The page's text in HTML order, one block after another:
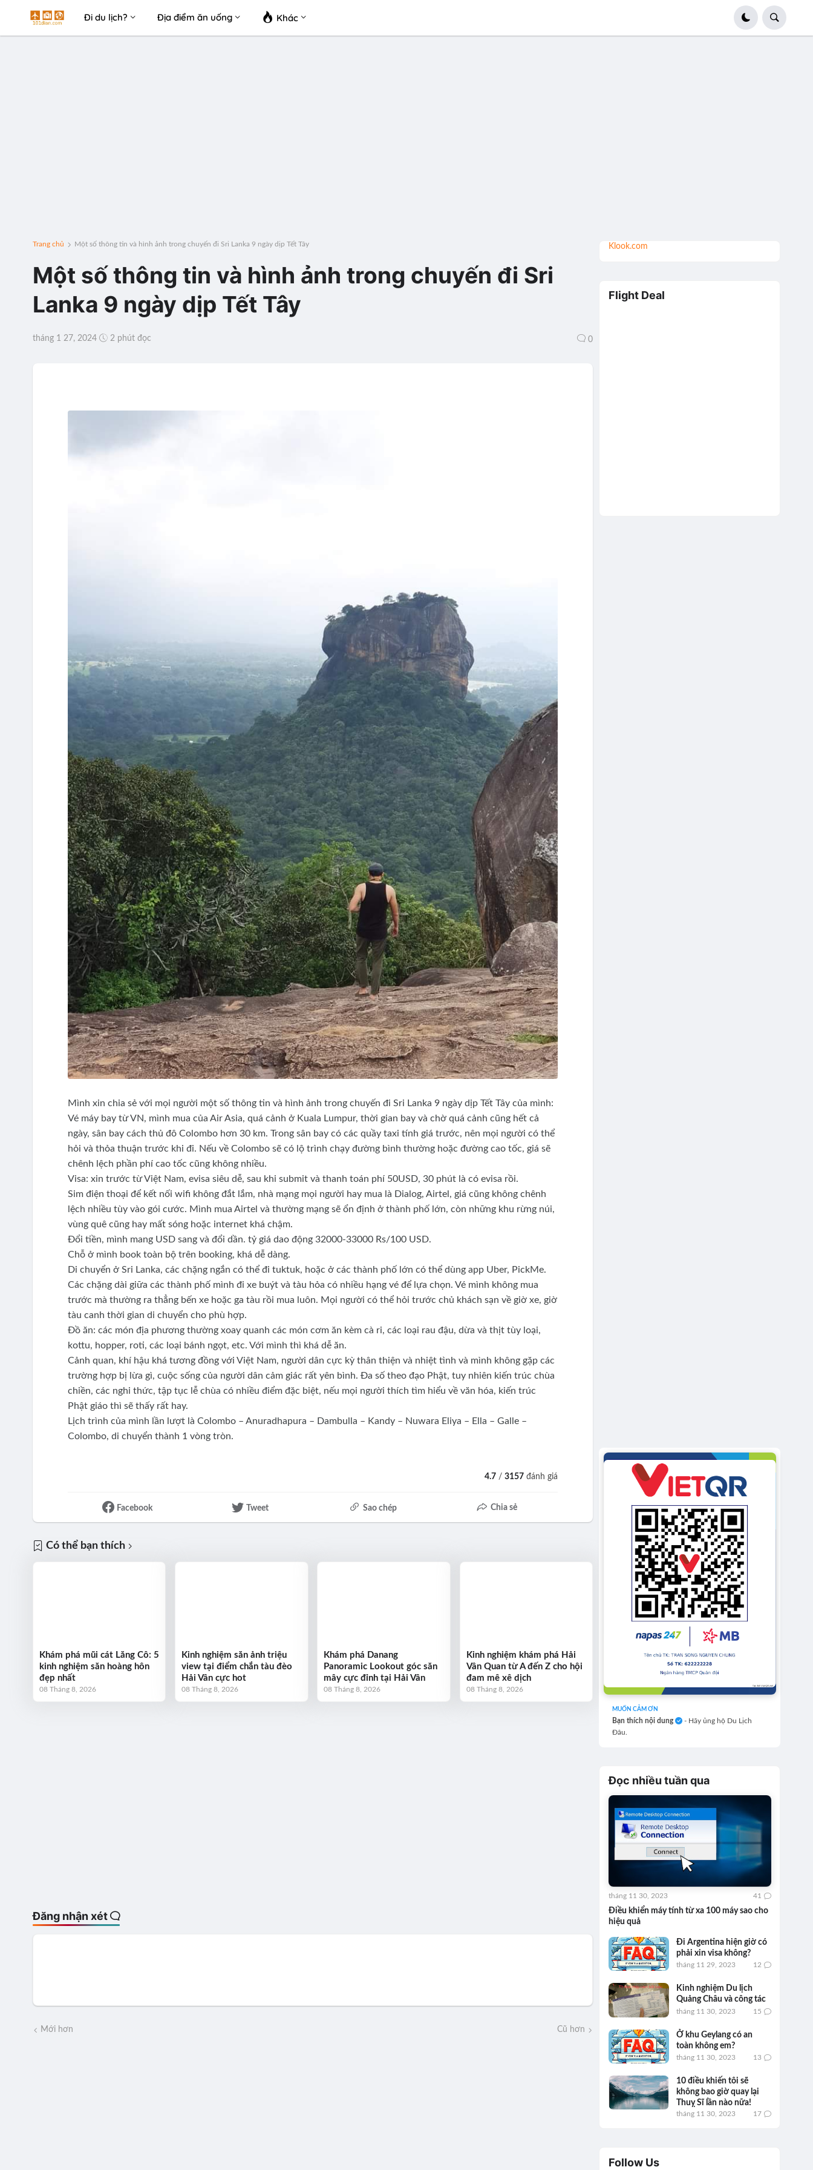
Đi du lịch? Địa điểm ăn uống Khác
Trang chủ Một số thông tin và hình ảnh trong chuyến đi Sri Lanka 9 ngày dịp Tết Tây
Một số thông tin và hình ảnh trong chuyến đi Sri
Lanka 9 ngày dịp Tết Tây
tháng 1 27, 2024 2 phút đọc 0
Mình xin chia sẻ với mọi người một số thông tin và hình ảnh trong chuyến đi Sri Lanka 9 ngày dịp Tết Tây của mình:
Vé máy bay từ VN, mình mua của Air Asia, quá cảnh ở Kuala Lumpur, thời gian bay và chờ quá cảnh cũng hết cả
ngày, sân bay cách thủ đô Colombo hơn 30 km. Trong sân bay có các quầy taxi tính giá trước, nên mọi người có thể
hỏi và thỏa thuận trước khi đi. Nếu về Colombo sẽ có lộ trình chạy đường bình thường hoặc đường cao tốc, giá sẽ
chênh lệch phần phí cao tốc cũng không nhiều.
Visa: xin trước từ Việt Nam, evisa siêu dễ, sau khi submit và thanh toán phí 50USD, 30 phút là có evisa rồi.
Sim điện thoại để kết nối wifi không đắt lắm, nhà mạng mọi người hay mua là Dialog, Airtel, giá cũng không chênh
lệch nhiều tùy vào gói cước. Mình mua Airtel và thường mạng sẽ ổn định ở thành phố lớn, còn những khu rừng núi,
vùng quê cũng hay mất sóng hoặc internet khá chậm.
Đổi tiền, mình mang USD sang và đổi dần. tỷ giá dao động 32000-33000 Rs/100 USD.
Chỗ ở mình book toàn bộ trên booking, khá dễ dàng.
Di chuyển ở Sri Lanka, các chặng ngắn có thể đi tuktuk, hoặc ở các thành phố lớn có thể dùng app Uber, PickMe.
Các chặng dài giữa các thành phố mình đi xe buýt và tàu hỏa có nhiều hạng vé để lựa chọn. Vé mình không mua
trước mà thường ra thẳng bến xe hoặc ga tàu rồi mua luôn. Mọi người có thể hỏi trước chủ khách sạn về giờ xe, giờ
tàu canh thời gian di chuyển cho phù hợp.
Đồ ăn: các món địa phương thường xoay quanh các món cơm ăn kèm cà ri, các loại rau đậu, dừa và thịt tùy loại,
kottu, hopper, roti, các loại bánh ngọt, etc. Với mình thì khá dễ ăn.
Cảnh quan, khí hậu khá tương đồng với Việt Nam, người dân cực kỳ thân thiện và nhiệt tình và mình không gặp các
trường hợp bị lừa gì, cuộc sống của người dân cảm giác rất yên bình. Đa số theo đạo Phật, tuy nhiên kiến trúc chùa
chiền, các nghi thức, tập tục lễ chùa có nhiều điểm đặc biệt, nếu mọi người thích tìm hiểu về văn hóa, kiến trúc
Phật giáo thì sẽ thấy rất hay.
Lịch trình của mình lần lượt là Colombo – Anuradhapura – Dambulla – Kandy – Nuwara Eliya – Ella – Galle –
Colombo, di chuyển thành 1 vòng tròn.
4.7 /3157 đánh giá
Facebook Tweet Sao chép Chia sẻ
Có thể bạn thích
Khám phá mũi cát Lăng Cô: 5
kinh nghiệm săn hoàng hôn
đẹp nhất
08 Tháng 8, 2026
Kinh nghiệm săn ảnh triệu
view tại điểm chắn tàu đèo
Hải Vân cực hot
08 Tháng 8, 2026
Khám phá Danang
Panoramic Lookout góc săn
mây cực đỉnh tại Hải Vân
08 Tháng 8, 2026
Kinh nghiệm khám phá Hải
Vân Quan từ A đến Z cho hội
đam mê xê dịch
08 Tháng 8, 2026
Đăng nhận xét
Mới hơn Cũ hơn
Klook.com
Flight Deal
MUỐN CẢM ƠN
Bạn thích nội dung
- Hãy ủng hộ Du Lịch
Đâu.
Đọc nhiều tuần qua
Điều khiển máy tính từ xa 100 máy sao cho
hiệu quả
tháng 11 30, 2023 41
Đi Argentina hiện giờ có
phải xin visa không?
tháng 11 29, 2023 12
Kinh nghiệm Du lịch
Quảng Châu và công tác
tháng 11 30, 2023 15
Ở khu Geylang có an
toàn không em?
tháng 11 30, 2023 13
10 điều khiến tôi sẽ
không bao giờ quay lại
Thuỵ Sĩ lần nào nữa!
tháng 11 30, 2023 17
Follow Us